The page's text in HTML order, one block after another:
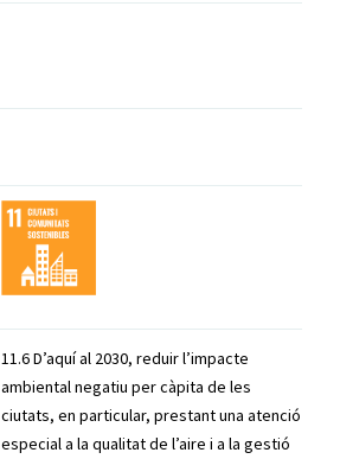
11.6 D’aquí al 2030, reduir l’impacte
ambiental negatiu per càpita de les
ciutats, en particular, prestant una atenció
especial a la qualitat de l’aire i a la gestió